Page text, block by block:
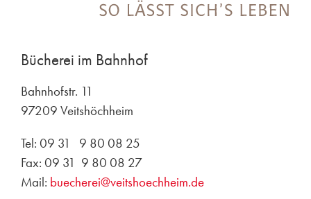
Bücherei im Bahnhof
Bahnhofstr. 11
97209 Veitshöchheim
Tel: 09 31 9 80 08 25
Fax: 09 31 9 80 08 27
Mail: buecherei@veitshoechheim.de